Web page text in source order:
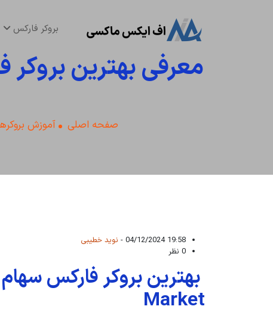
بروکر فارکس
معرفی بهترین
صفحه اصلی آموزش
19:58 04/12/2024 -
نوید خطیبی
0 نظر
Market